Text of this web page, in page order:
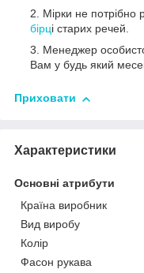
Мірки не потрібно
бірці старих речей.
Менеджер
Вам у будь який
Приховати
Характеристики
Основні атрибути
Країна виробник
Вид виробу
Колір
Фасон рукава